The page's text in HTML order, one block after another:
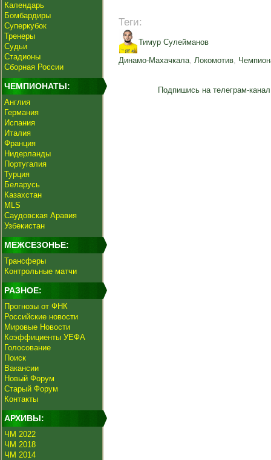
Календарь
Бомбардиры
Суперкубок
Тренеры
Судьи
Стадионы
Сборная России
ЧЕМПИОНАТЫ:
Англия
Германия
Испания
Италия
Франция
Нидерланды
Португалия
Турция
Беларусь
Казахстан
MLS
Саудовская Аравия
Узбекистан
МЕЖСЕЗОНЬЕ:
Трансферы
Контрольные матчи
РАЗНОЕ:
Прогнозы от ФНК
Российские новости
Мировые Новости
Коэффициенты УЕФА
Голосование
Поиск
Вакансии
Новый Форум
Старый Форум
Контакты
АРХИВЫ:
ЧМ 2022
ЧМ 2018
ЧМ 2014
Теги:
Тимур Сулейманов
Динамо-Махачкала, Локомотив,
Подпишись на телеграм-